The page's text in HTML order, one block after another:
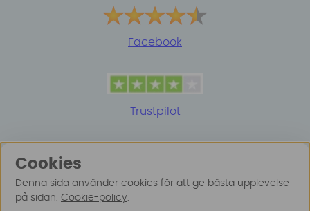
Facebook
Trustpilot
Cookies
Denna sida använder cookies för att ge bästa upplevelse
på sidan. Cookie-policy.